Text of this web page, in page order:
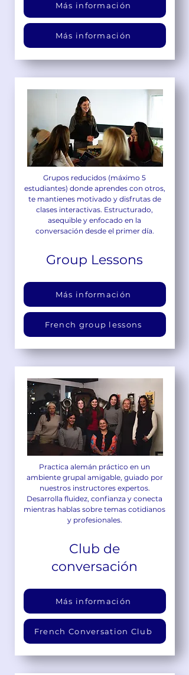
Más información
Más información
Grupos reducidos (máximo 5
estudiantes) donde aprendes con otros,
te mantienes motivado y disfrutas de
clases interactivas. Estructurado,
asequible y enfocado en la
conversación desde el primer día.
Group Lessons
Más información
French group lessons
Practica alemán práctico en un
ambiente grupal amigable, guiado por
nuestros instructores expertos.
Desarrolla fluidez, confianza y conecta
mientras hablas sobre temas cotidianos
y profesionales.
Club de
conversación
Más información
French Conversation Club